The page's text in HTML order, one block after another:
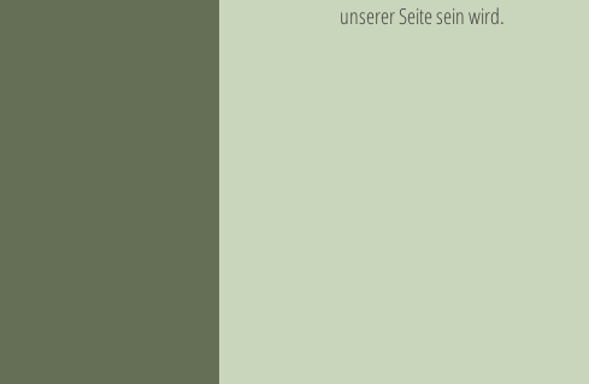
unserer Seite sein wird.